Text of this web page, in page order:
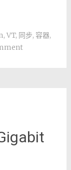
, VT, 同步, 容器,